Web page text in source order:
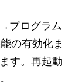
プログラム
の有効化ま
す。再起動